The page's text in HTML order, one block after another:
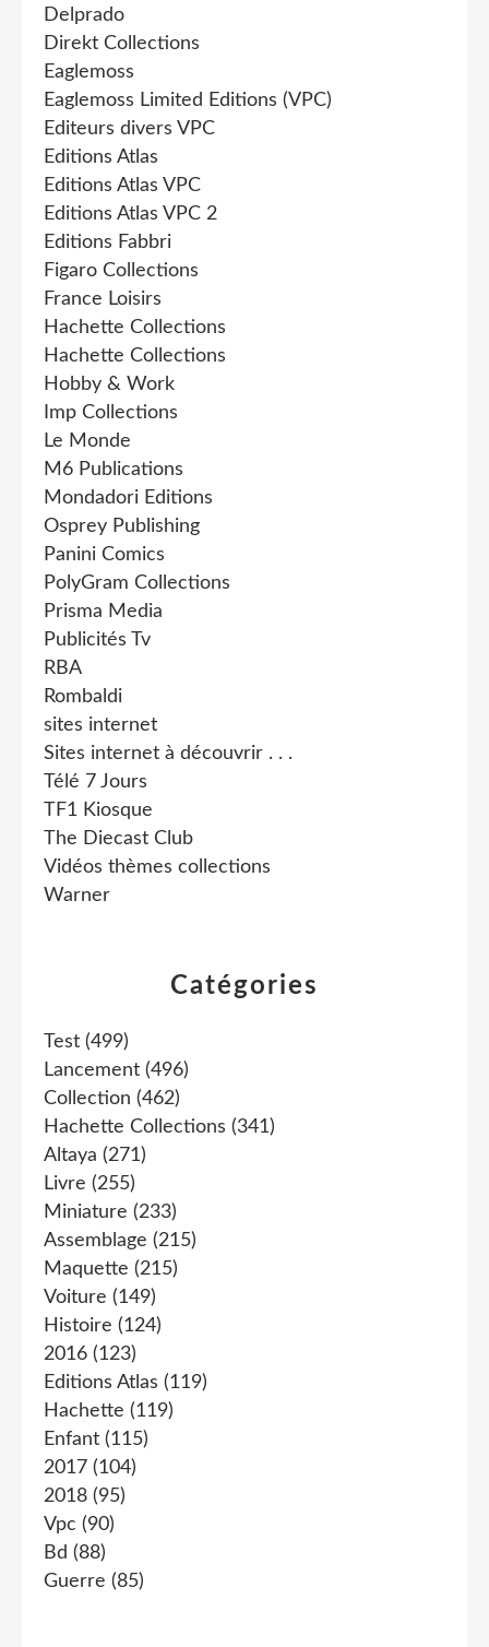
Catégories
Test (499)
Lancement (496)
Collection (462)
Hachette Collections (341)
Altaya (271)
Livre (255)
Miniature (233)
Assemblage (215)
Maquette (215)
Voiture (149)
Histoire (124)
2016 (123)
Editions Atlas (119)
Hachette (119)
Enfant (115)
2017 (104)
2018 (95)
Vpc (90)
Bd (88)
Guerre (85)
Delprado
Direkt Collections
Eaglemoss
Eaglemoss Limited Editions (VPC)
Editeurs divers VPC
Editions Atlas
Editions Atlas VPC
Editions Atlas VPC 2
Editions Fabbri
Figaro Collections
France Loisirs
Hachette Collections
Hachette Collections
Hobby & Work
Imp Collections
Le Monde
M6 Publications
Mondadori Editions
Osprey Publishing
Panini Comics
PolyGram Collections
Prisma Media
Publicités Tv
RBA
Rombaldi
sites internet
Sites internet à découvrir . . .
Télé 7 Jours
TF1 Kiosque
The Diecast Club
Vidéos thèmes collections
Warner